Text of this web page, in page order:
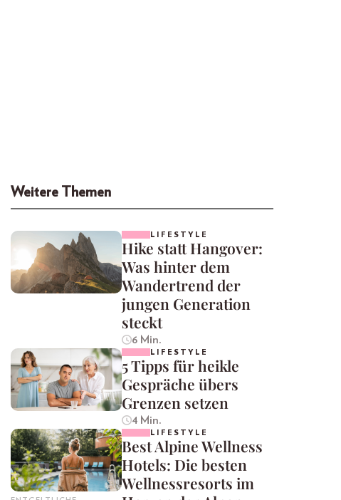
Weitere Themen
LIFESTYLE
Hike statt Hangover:
Was hinter dem
Wandertrend der
jungen Generation
steckt
6 Min.
LIFESTYLE
5 Tipps für heikle
Gespräche übers
Grenzen setzen
4 Min.
LIFESTYLE
Best Alpine Wellness
Hotels: Die besten
Wellnessresorts im